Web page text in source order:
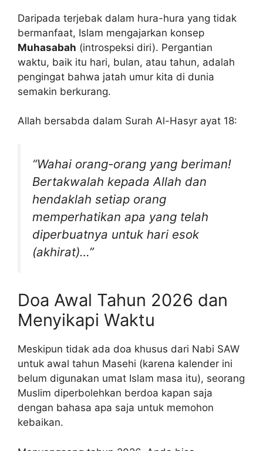
Daripada terjebak dalam hura-hura yang tidak
bermanfaat, Islam mengajarkan konsep
Muhasabah (introspeksi diri). Pergantian
waktu, baik itu hari, bulan, atau tahun, adalah
pengingat bahwa jatah umur kita di dunia
semakin berkurang.
Allah bersabda dalam Surah Al-Hasyr ayat 18:
“Wahai orang-orang yang beriman!
Bertakwalah kepada Allah dan
hendaklah setiap orang
memperhatikan apa yang telah
diperbuatnya untuk hari esok
(akhirat)…”
Doa Awal Tahun 2026 dan
Menyikapi Waktu
Meskipun tidak ada doa khusus dari Nabi SAW
untuk awal tahun Masehi (karena kalender ini
belum digunakan umat Islam masa itu), seorang
Muslim diperbolehkan berdoa kapan saja
dengan bahasa apa saja untuk memohon
kebaikan.